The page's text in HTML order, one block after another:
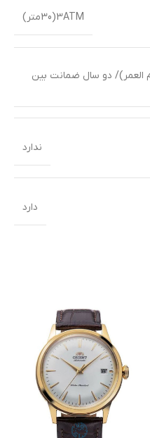
3ATM(30متر)
العمر)/ دو سال ضمانت بین
ندارد
دارد